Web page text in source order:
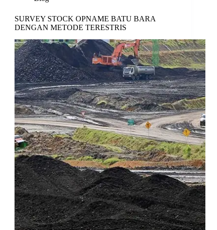
SURVEY STOCK OPNAME BATU BARA
DENGAN METODE TERESTRIS